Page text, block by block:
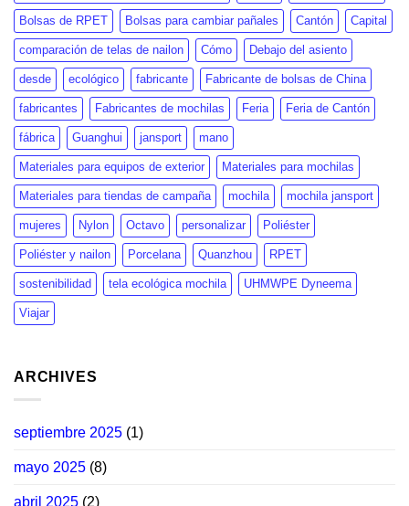
Bolsas de RPET Bolsas para cambiar pañales Cantón Capital
comparación de telas de nailon Cómo Debajo del asiento
desde ecológico fabricante Fabricante de bolsas de China
fabricantes Fabricantes de mochilas Feria Feria de Cantón
fábrica Guanghui jansport mano
Materiales para equipos de exterior Materiales para mochilas
Materiales para tiendas de campaña mochila mochila jansport
mujeres Nylon Octavo personalizar Poliéster
Poliéster y nailon Porcelana Quanzhou RPET
sostenibilidad tela ecológica mochila UHMWPE Dyneema
Viajar
ARCHIVES
septiembre 2025 (1)
mayo 2025 (8)
abril 2025 (2)